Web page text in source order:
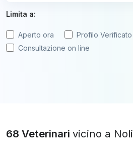
Limita a:
Aperto ora
Profilo Verificato
Consultazione on line
68 Veterinari vicino a Noli